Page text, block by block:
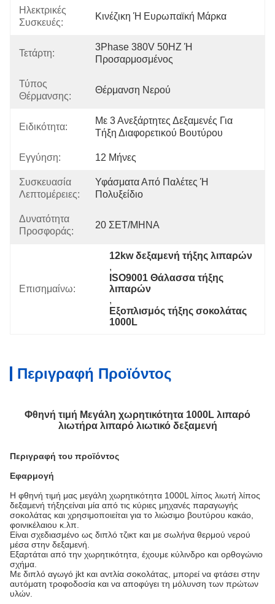
Ηλεκτρικές
Συσκευές:
Κινέζικη Ή Ευρωπαϊκή Μάρκα
Τετάρτη:
3Phase 380V 50HZ Ή
Προσαρμοσμένος
Τύπος
Θέρμανσης:
Θέρμανση Νερού
Ειδικότητα:
Με 3 Ανεξάρτητες Δεξαμενές Για
Τήξη Διαφορετικού Βουτύρου
Εγγύηση: 12 Μήνες
Συσκευασία
Λεπτομέρειες:
Υφάσματα Από Παλέτες Ή
Πολυξείδιο
Δυνατότητα
Προσφοράς:
20 ΣΕΤ/ΜΗΝΑ
Επισημαίνω:
12kw δεξαμενή τήξης λιπαρών
,
ISO9001 Θάλασσα τήξης
λιπαρών
,
Εξοπλισμός τήξης σοκολάτας
1000L
Περιγραφή Προϊόντος
Φθηνή τιμή Μεγάλη χωρητικότητα 1000L λιπαρό
λιωτήρα λιπαρό λιωτικό δεξαμενή
Περιγραφή του προϊόντος
Εφαρμογή
Η φθηνή τιμή μας μεγάλη χωρητικότητα 1000L λίπος λιωτή λίπος
δεξαμενή τήξηςείναι μία από τις κύριες μηχανές παραγωγής
σοκολάτας και χρησιμοποιείται για το λιώσιμο βουτύρου κακάο,
φοινικέλαιου κ.λπ.
Είναι σχεδιασμένο ως διπλό τζικτ και με σωλήνα θερμού νερού
μέσα στην δεξαμενή.
Εξαρτάται από την χωρητικότητα, έχουμε κύλινδρο και ορθογώνιο
σχήμα.
Με διπλό αγωγό jkt και αντλία σοκολάτας, μπορεί να φτάσει στην
αυτόματη τροφοδοσία και να αποφύγει τη μόλυνση των πρώτων
υλών.